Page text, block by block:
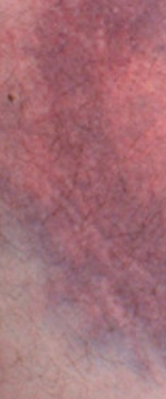
Zakupy i
Zdrowie